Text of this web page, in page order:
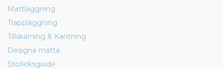
Mattläggning
Trappläggning
Tillskärning & Kantning
Designa matta
Storleksguide